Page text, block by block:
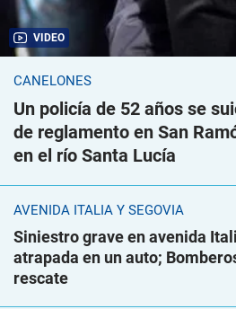
VIDEO
CANELONES
Un policía de 52 años se
de reglamento en San
en el río Santa Lucía
AVENIDA ITALIA Y SEGOVIA
Siniestro grave en avenida
atrapada en un auto;
rescate